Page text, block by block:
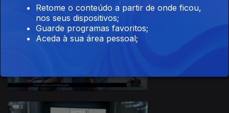
Retome o conteúdo a partir de onde ficou,
nos seus dispositivos;
Guarde programas favoritos;
Aceda à sua área pessoal;